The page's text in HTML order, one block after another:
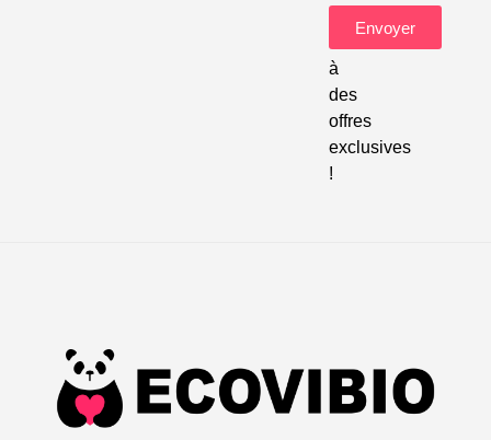
accéder
à
des
offres
exclusives
!
Envoyer